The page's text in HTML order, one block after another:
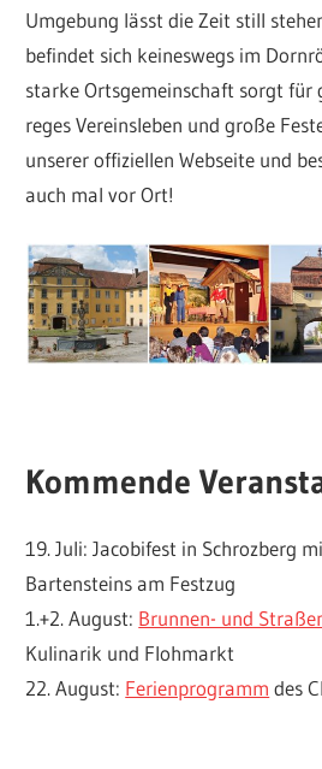
Umgebung lässt die Zeit still
befindet sich keineswegs im
starke Ortsgemeinschaft sorgt für
reges Vereinsleben und große
unserer offiziellen Webseite und
auch mal vor Ort!
Kommende
19. Juli: Jacobifest in Schrozberg
Bartensteins am Festzug
1.+2. August: Brunnen- und
Kulinarik und Flohmarkt
22. August: Ferienprogramm des